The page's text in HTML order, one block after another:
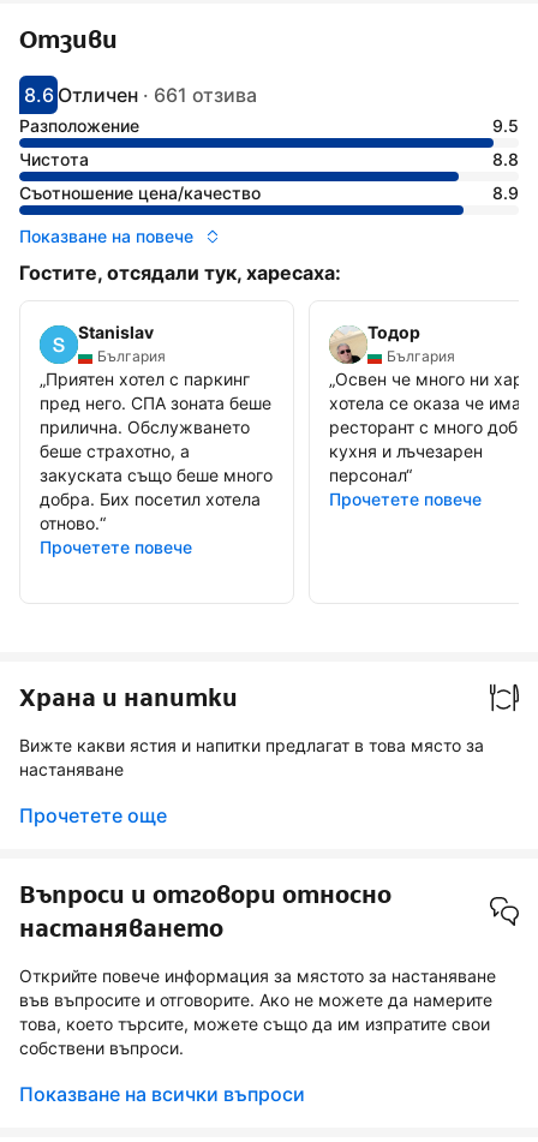
Отзиви
С оценка: 8.6
8.6
Оценено като: отлично
Отличен · 661 отзива
Разположение
9.5
Чистота
8.8
Съотношение цена/качество
8.9
Показване на повече
Гостите, отсядали тук, харесаха:
Stanislav
България
„Приятен хотел с паркинг
пред него. СПА зоната беше
прилична. Обслужването
беше страхотно, а
закуската също беше много
добра. Бих посетил хотела
отново.“
Прочетете повече
Тодор
България
„Освен че много ни
хотела се оказа че имат
ресторант с много добра
кухня и лъчезарен
персонал“
Прочетете повече
Храна и напитки
Вижте какви ястия и напитки предлагат в това място за
настаняване
Прочетете още
Въпроси и отговори относно
настаняването
Открийте повече информация за мястото за настаняване
във въпросите и отговорите. Ако не можете да намерите
това, което търсите, можете също да им изпратите свои
собствени въпроси.
Показване на всички въпроси